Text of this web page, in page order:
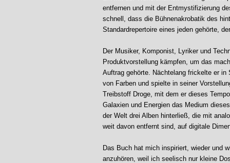
entfernen und mit der Entmystifizierung
schnell, dass die Bühnenakrobatik des
Standardrepertoire eines jeden gehörte,
Der Musiker, Komponist, Lyriker und
Produktvorstellung kämpfen, um das
Auftrag gehörte. Nächtelang frickelte er
von Farben und spielte in seiner
Treibstoff Droge, mit dem er dieses
Galaxien und Energien das Medium
der Welt drei Alben hinterließ, die mit
weit davon entfernt sind, auf digitale
Das Buch hat mich inspiriert, wieder und
anzuhören, weil ich seelisch nur kleine